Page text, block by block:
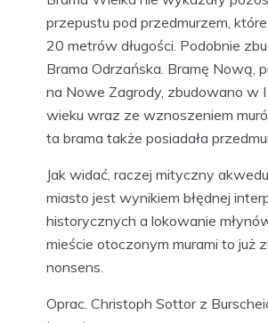
przepustu pod przedmurzem,
20 metrów długości. Podobnie
Brama Odrzańska. Bramę Nową,
na Nowe Zagrody, zbudowano w I
wieku wraz ze wznoszeniem
ta brama także posiadała
Jak widać, raczej mityczny
miasto jest wynikiem błędnej
historycznych a lokowanie
mieście otoczonym murami to już
nonsens.
Oprac. Christoph Sottor z